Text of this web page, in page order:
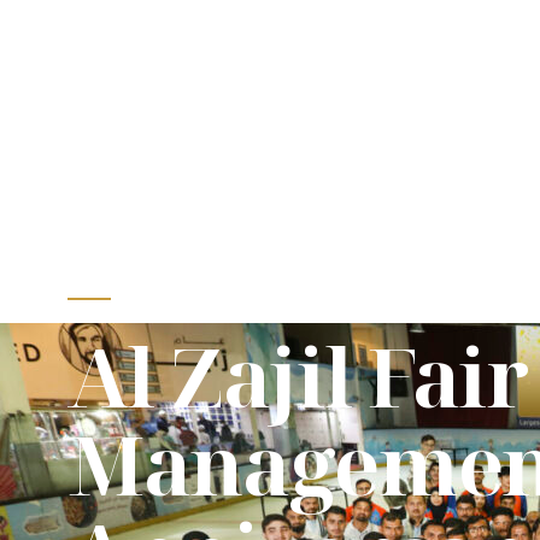
Al Zajil Fair